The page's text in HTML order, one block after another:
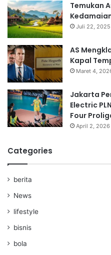
Temukan
Juli 22, 2025
AS
Kapal
Maret 4,
Jakarta
Electric
Four
April 2, 2026
Categories
berita
News
lifestyle
bisnis
bola